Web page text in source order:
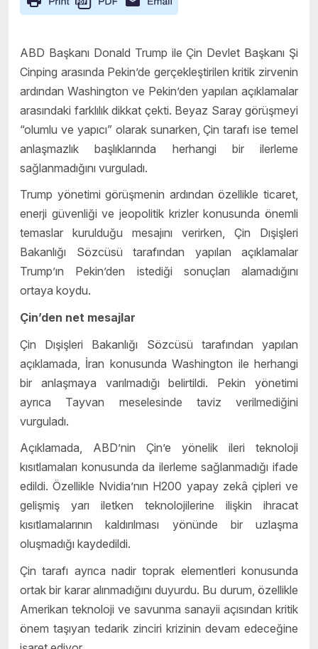
ABD Başkanı Donald Trump ile Çin Devlet Başkanı Şi
Cinping arasında Pekin’de gerçekleştirilen kritik zirvenin
ardından Washington ve Pekin’den yapılan açıklamalar
arasındaki farklılık dikkat çekti. Beyaz Saray görüşmeyi
“olumlu ve yapıcı” olarak sunarken, Çin tarafı ise temel
anlaşmazlık başlıklarında herhangi bir ilerleme
sağlanmadığını vurguladı.
Trump yönetimi görüşmenin ardından özellikle ticaret,
enerji güvenliği ve jeopolitik krizler konusunda önemli
temaslar kurulduğu mesajını verirken, Çin Dışişleri
Bakanlığı Sözcüsü tarafından yapılan açıklamalar
Trump’ın Pekin’den istediği sonuçları alamadığını
ortaya koydu.
Çin’den net mesajlar
Çin Dışişleri Bakanlığı Sözcüsü tarafından yapılan
açıklamada, İran konusunda Washington ile herhangi
bir anlaşmaya varılmadığı belirtildi. Pekin yönetimi
ayrıca Tayvan meselesinde taviz verilmediğini
vurguladı.
Açıklamada, ABD’nin Çin’e yönelik ileri teknoloji
kısıtlamaları konusunda da ilerleme sağlanmadığı ifade
edildi. Özellikle Nvidia’nın H200 yapay zekâ çipleri ve
gelişmiş yarı iletken teknolojilerine ilişkin ihracat
kısıtlamalarının kaldırılması yönünde bir uzlaşma
oluşmadığı kaydedildi.
Çin tarafı ayrıca nadir toprak elementleri konusunda
ortak bir karar alınmadığını duyurdu. Bu durum, özellikle
Amerikan teknoloji ve savunma sanayii açısından kritik
önem taşıyan tedarik zinciri krizinin devam edeceğine